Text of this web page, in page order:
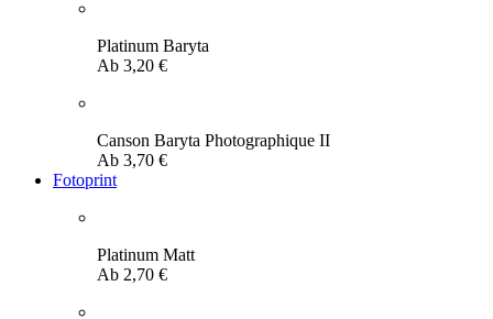
Platinum Baryta
Ab 3,20 €
Canson Baryta Photographique II
Ab 3,70 €
Fotoprint
Platinum Matt
Ab 2,70 €